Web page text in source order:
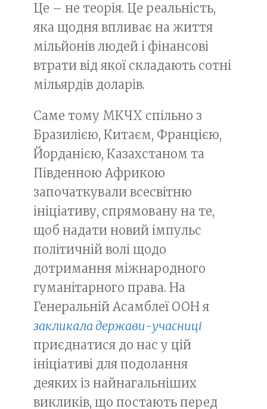
Це – не теорія. Це реальність,
яка щодня впливає на життя
мільйонів людей і фінансові
втрати від якої складають сотні
мільярдів доларів.
Саме тому МКЧХ спільно з
Бразилією, Китаєм, Францією,
Йорданією, Казахстаном та
Південною Африкою
започаткували всесвітню
ініціативу, спрямовану на те,
щоб надати новий імпульс
політичній волі щодо
дотримання міжнародного
гуманітарного права. На
Генеральній Асамблеї ООН я
закликала держави-учасниці
приєднатися до нас у цій
ініціативі для подолання
деяких із найнагальніших
викликів, що постають перед